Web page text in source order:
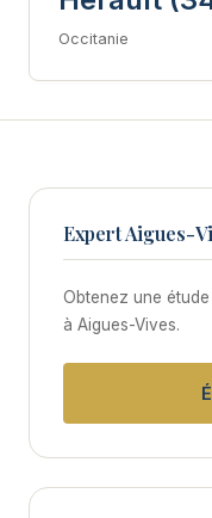
Occitanie
Expert Aigues-
Obtenez une
à Aigues-Vives.